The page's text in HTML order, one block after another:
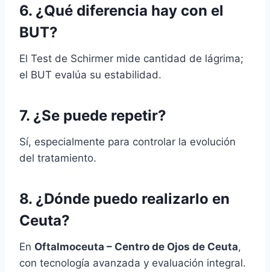
6. ¿Qué diferencia hay con el
BUT?
El Test de Schirmer mide cantidad de lágrima;
el BUT evalúa su estabilidad.
7. ¿Se puede repetir?
Sí, especialmente para controlar la evolución
del tratamiento.
8. ¿Dónde puedo realizarlo en
Ceuta?
En Oftalmoceuta – Centro de Ojos de Ceuta,
con tecnología avanzada y evaluación integral.